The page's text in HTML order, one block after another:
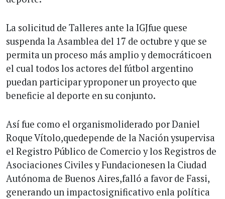
La solicitud de Talleres ante la IGJfue quese
suspenda la Asamblea del 17 de octubre y que se
permita un proceso más amplio y democráticoen
el cual todos los actores del fútbol argentino
puedan participar yproponer un proyecto que
beneficie al deporte en su conjunto.
Así fue como el organismoliderado por Daniel
Roque Vítolo,quedepende de la Nación ysupervisa
el Registro Público de Comercio y los Registros de
Asociaciones Civiles y Fundacionesen la Ciudad
Autónoma de Buenos Aires,falló a favor de Fassi,
generando un impactosignificativo enla política